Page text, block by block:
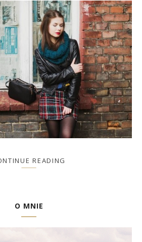
READING
O MNIE